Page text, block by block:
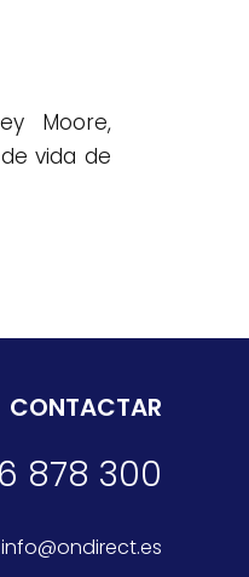
Moore,
vida de
CONTACTAR
878 300
info@ondirect.es